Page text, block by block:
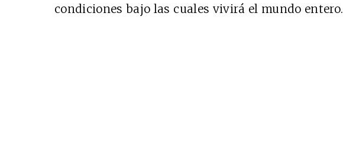
condiciones bajo las cuales vivirá el mundo entero.